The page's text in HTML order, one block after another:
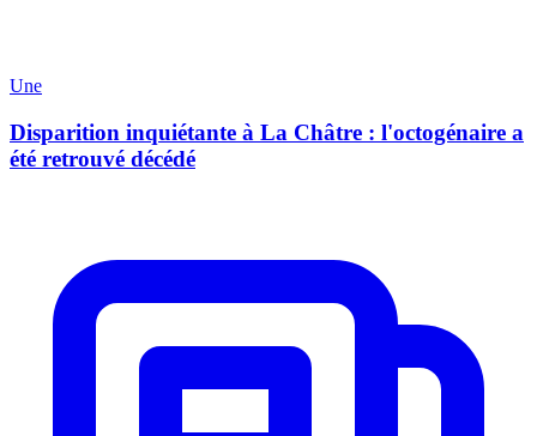
Une
Disparition inquiétante à La Châtre : l'octogénaire a
été retrouvé décédé